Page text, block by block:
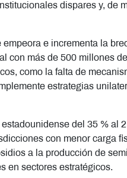
dispares y, de
e incrementa la
con más de 500 millones
como la falta de
estrategias
del 35 % al
con menor carga
a la producción de
en sectores estratégicos.